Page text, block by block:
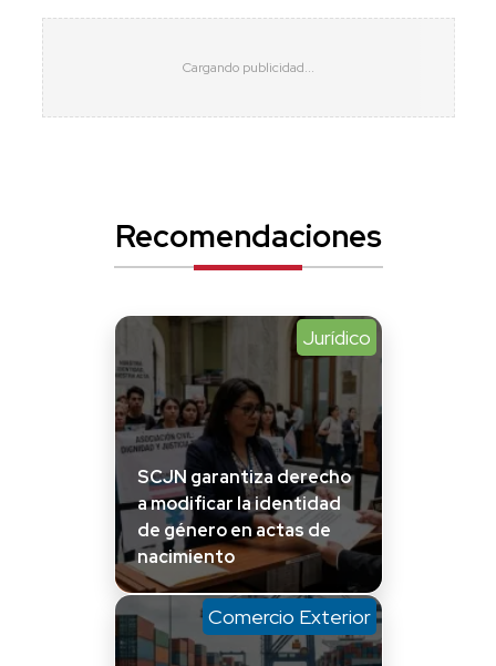
Recomendaciones
Jurídico
SCJN garantiza derecho
a modificar la identidad
de género en actas de
nacimiento
Comercio Exterior